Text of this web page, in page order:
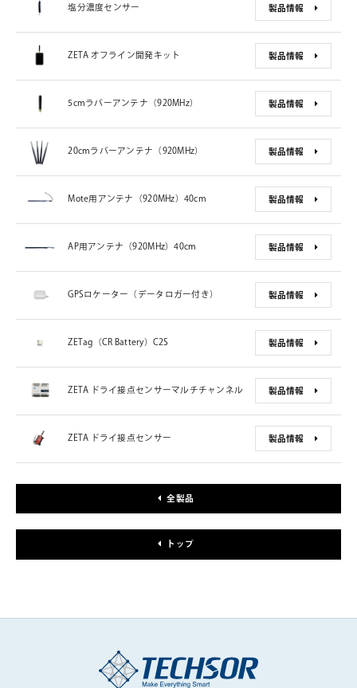
塩分濃度センサー 製品情報
ZETA オフライン開発キット 製品情報
5cmラバーアンテナ（920MHz） 製品情報
20cmラバーアンテナ（920MHz） 製品情報
Mote用アンテナ（920MHz）40cm 製品情報
AP用アンテナ（920MHz）40cm 製品情報
GPSロケーター（データロガー付き） 製品情報
ZETag（CR Battery）C2S 製品情報
ZETA ドライ接点センサーマルチチャンネル 製品情報
ZETA ドライ接点センサー 製品情報
全製品
トップ